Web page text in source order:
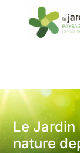
Le
nature